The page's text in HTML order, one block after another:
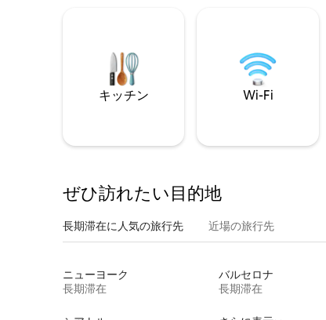
キッチン Wi-Fi
ぜひ訪⁠れ⁠た⁠い目⁠的⁠地
長期滞在に人気の旅行先 近場の旅行先
ニューヨーク
長期滞在
バルセロナ
長期滞在